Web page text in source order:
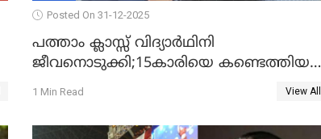
Posted On 31-12-2025
പത്താം ക്ലാസ്സ് വിദ്യാര്‍ഥിനി
ജീവനൊടുക്കി;15കാരിയെ കണ്ടെത്തിയത്
കിടപ്പുമുറിയില്‍ തൂങ്ങി മരിച്ച നിലയിൽ
1 Min Read View All